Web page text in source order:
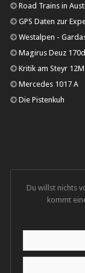
Road Trains in
GPS Daten zur
Westalpen -
Magirus Deuz
Kritik am Steyr
Mercedes 1017 A
Die Pistenkuh
Du willst nichts
kommt